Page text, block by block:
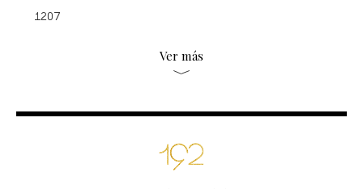
1207
Ver más